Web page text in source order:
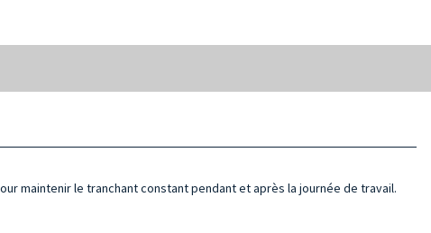
maintenir le tranchant constant pendant et après la journée de travail.